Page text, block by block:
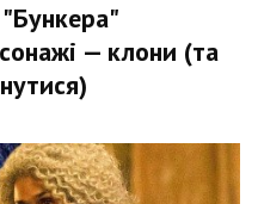
"Бункера"
— клони (та